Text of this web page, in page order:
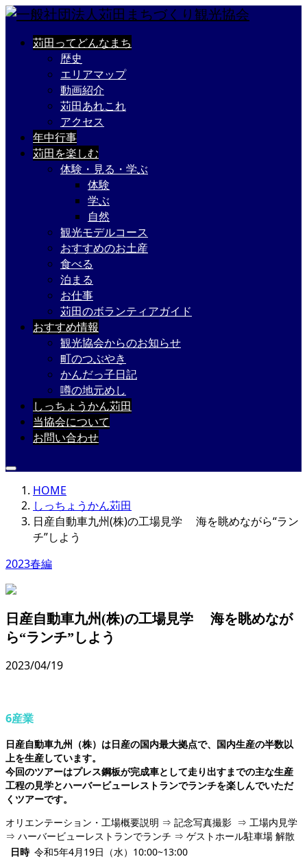
苅田ってどんなまち
歴史
エリアマップ
動画紹介
苅田あれこれ
アクセス
年中行事
苅田を楽しむ
体験・見る・学ぶ
体験
学ぶ
自然
観光モデルコース
おすすめのお土産
食べる
泊まる
お仕事
苅田のボランティアガイド
おすすめ情報
観光協会からのお知らせ
町のつぶやき
かんだっ子日記
噂の地元めし
しっちょうかん苅田
当協会について
お問い合わせ
HOME
しっちょうかん苅田
日産自動車九州(株)の工場見学 海を眺めながら“ラン
チ”しよう
2023春編
日産自動車九州(株)の工場見学 海を眺めなが
ら“ランチ”しよう
2023/04/19
6産業
日産自動車九州（株）は日産の国内最大拠点で、国内生産の半数以
上を生産しています。
今回のツアーはプレス鋼板が完成車として走り出すまでの主な生産
工程の見学とハーバービューレストランでランチを楽しんでいただ
くツアーです。
オリエンテーション・工場概要説明 ⇒ 記念写真撮影 ⇒ 工場内見学
⇒ ハーバービューレストランでランチ ⇒ ゲストホール駐車場 解散
日時 令和5年4月19日（水）10:00~13:00